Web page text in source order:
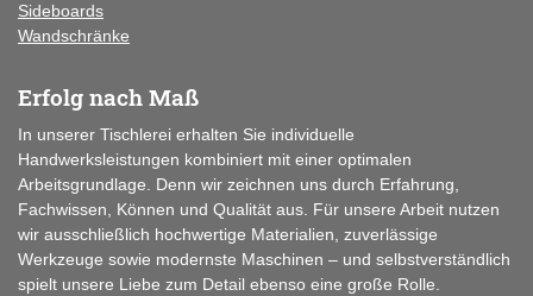
Sideboards
Wandschränke
Erfolg nach Maß
In unserer Tischlerei erhalten Sie individuelle
Handwerksleistungen kombiniert mit einer optimalen
Arbeitsgrundlage. Denn wir zeichnen uns durch Erfahrung,
Fachwissen, Können und Qualität aus. Für unsere Arbeit nutzen
wir ausschließlich hochwertige Materialien, zuverlässige
Werkzeuge sowie modernste Maschinen – und selbstverständlich
spielt unsere Liebe zum Detail ebenso eine große Rolle.